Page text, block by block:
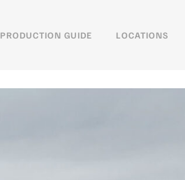
PRODUCTION GUIDE LOCATIONS